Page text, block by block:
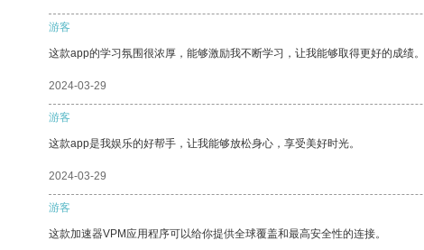
游客
这款app的学习氛围很浓厚，能够激励我不断学习，让我能够取得更好的成绩。
2024-03-29
游客
这款app是我娱乐的好帮手，让我能够放松身心，享受美好时光。
2024-03-29
游客
这款加速器VPM应用程序可以给你提供全球覆盖和最高安全性的连接。